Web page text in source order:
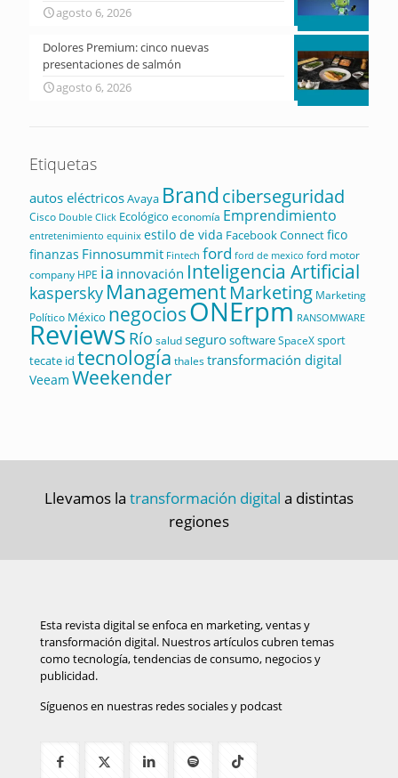
agosto 6, 2026
Dolores Premium: cinco nuevas
presentaciones de salmón
agosto 6, 2026
Etiquetas
autos eléctricosAvaya Brandciberseguridad
Cisco Double Click Ecológico economía Emprendimiento
entretenimiento equinix estilo de vida Facebook Connectfico
finanzas Finnosummit Fintech ford ford de mexico ford motor
company HPE ia innovación Inteligencia Artificial
kaspersky ManagementMarketing Marketing
Político México negociosONErpm RANSOMWARE
Reviews Río saludsegurosoftwareSpaceXsport
tecate id tecnología thalestransformación digital
Veeam Weekender
Llevamos la transformación digital a distintas
regiones
Esta revista digital se enfoca en marketing, ventas y
transformación digital. Nuestros artículos cubren temas
como tecnología, tendencias de consumo, negocios y
publicidad.
Síguenos en nuestras redes sociales y podcast